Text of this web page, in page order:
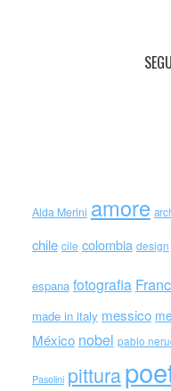
Alda Merini amore
chile cile colombia design
espana fotografia
made in italy messico
México nobel pablo
Pasolini pittura